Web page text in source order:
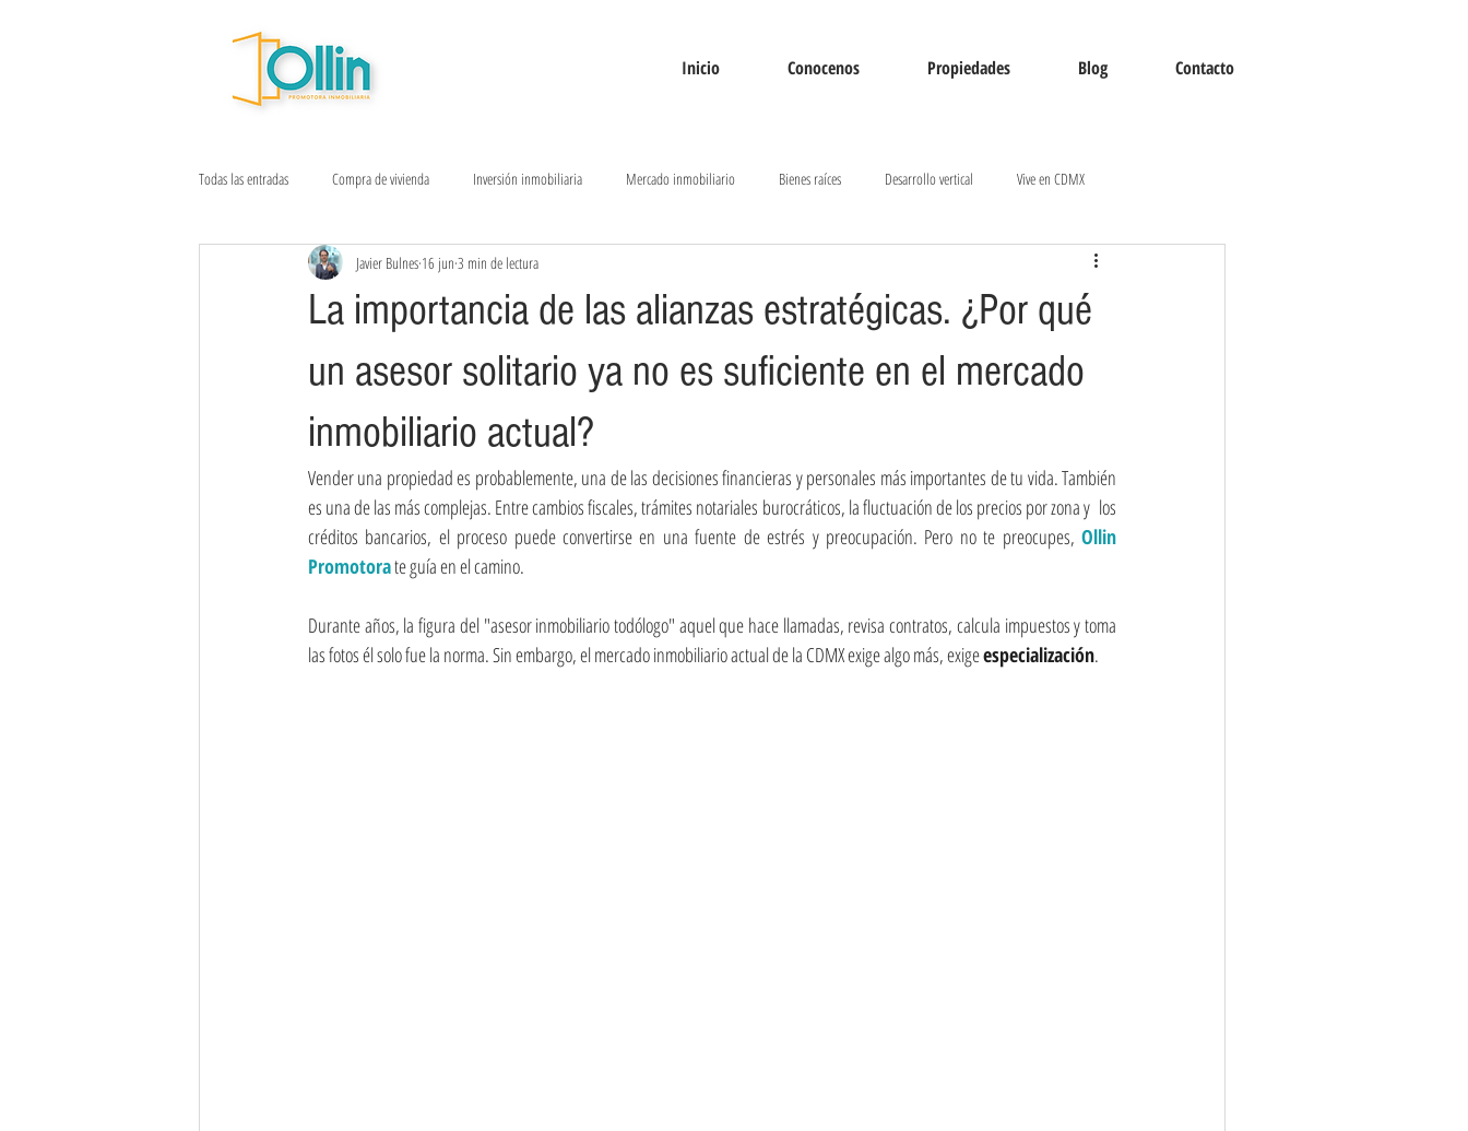
Inicio Conocenos Propiedades Blog Contacto
Todas las entradas Compra de vivienda Inversión inmobiliaria Mercado inmobiliario Bienes raíces Desarrollo vertical Vive en CDMX
Sostenibilidad urbana Ventas inmobiliarias
La importancia de las alianzas estratégicas. ¿Por qué
un asesor solitario ya no es suficiente en el mercado
inmobiliario actual?
Javier Bulnes 16 jun 3 min de lectura
Vender una propiedad es probablemente, una de las decisiones financieras y personales más importantes de tu vida. También
es una de las más complejas. Entre cambios fiscales, trámites notariales burocráticos, la fluctuación de los precios por zona y  los
créditos bancarios, el proceso puede convertirse en una fuente de estrés y preocupación. Pero no te preocupes, Ollin
Promotora te guía en el camino.
Durante años, la figura del "asesor inmobiliario todólogo" aquel que hace llamadas, revisa contratos, calcula impuestos y toma
las fotos él solo fue la norma. Sin embargo, el mercado inmobiliario actual de la CDMX exige algo más, exige especialización.